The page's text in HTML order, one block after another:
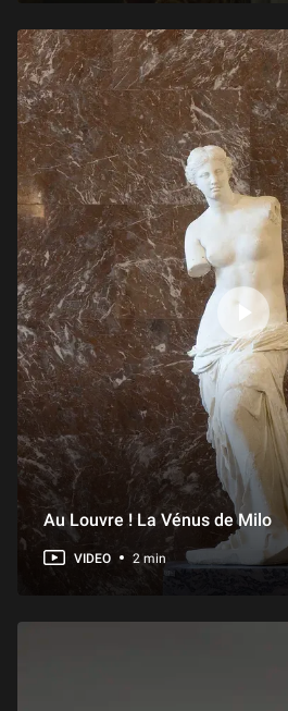
Au Louvre ! La Vénus de Milo
VIDEO 2 min